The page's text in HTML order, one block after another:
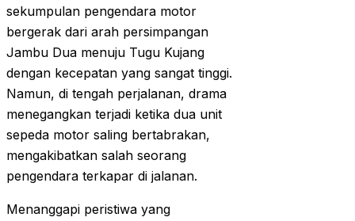
sekumpulan pengendara motor
bergerak dari arah persimpangan
Jambu Dua menuju Tugu Kujang
dengan kecepatan yang sangat tinggi.
Namun, di tengah perjalanan, drama
menegangkan terjadi ketika dua unit
sepeda motor saling bertabrakan,
mengakibatkan salah seorang
pengendara terkapar di jalanan.
Menanggapi peristiwa yang